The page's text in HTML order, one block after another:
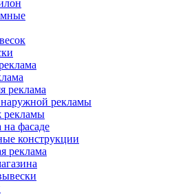
реклама
рекламы
на фасаде
конструкции
реклама